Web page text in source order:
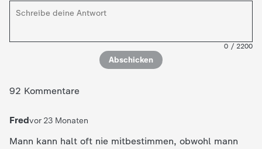
0 / 2200
Abschicken
92 Kommentare
Fredvor 23 Monaten
Mann kann halt oft nie mitbestimmen, obwohl mann